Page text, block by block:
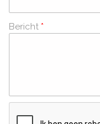
Bericht *